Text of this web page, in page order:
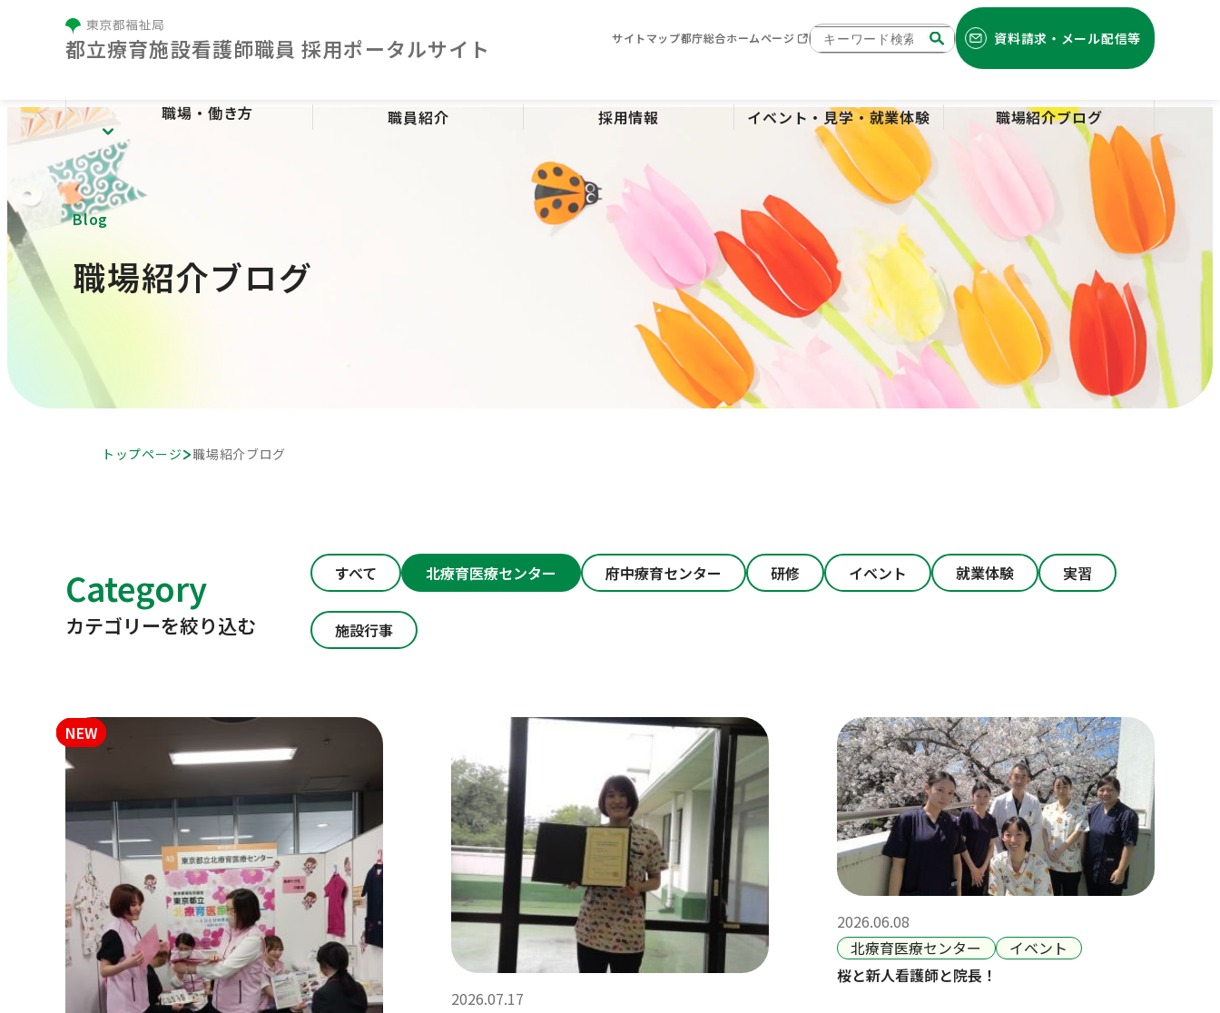
都⽴療育施設看護師職員 採⽤ポータルサイト サイトマップ都庁総合ホームページ 検索 資料請求・メール配信等
職場・働き方
職場・働き方
看護の特色
人材育成
職員紹介 採用情報 イベント・見学・就業体験 職場紹介ブログ
Blog
職場紹介ブログ
トップページ 職場紹介ブログ
Category
カテゴリーを絞り込む
すべて 北療育医療センター 府中療育センター 研修 イベント 就業体験 実習
施設行事
NEW
NEW
2026.07.17
NEW
2026.06.08
北療育医療センター
イベント
桜と新人看護師と院長！
NEW
NEW